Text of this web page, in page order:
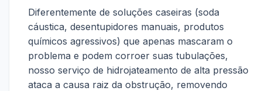
Diferentemente de soluções caseiras (soda
cáustica, desentupidores manuais, produtos
químicos agressivos) que apenas mascaram o
problema e podem corroer suas tubulações,
nosso serviço de hidrojateamento de alta pressão
ataca a causa raiz da obstrução, removendo